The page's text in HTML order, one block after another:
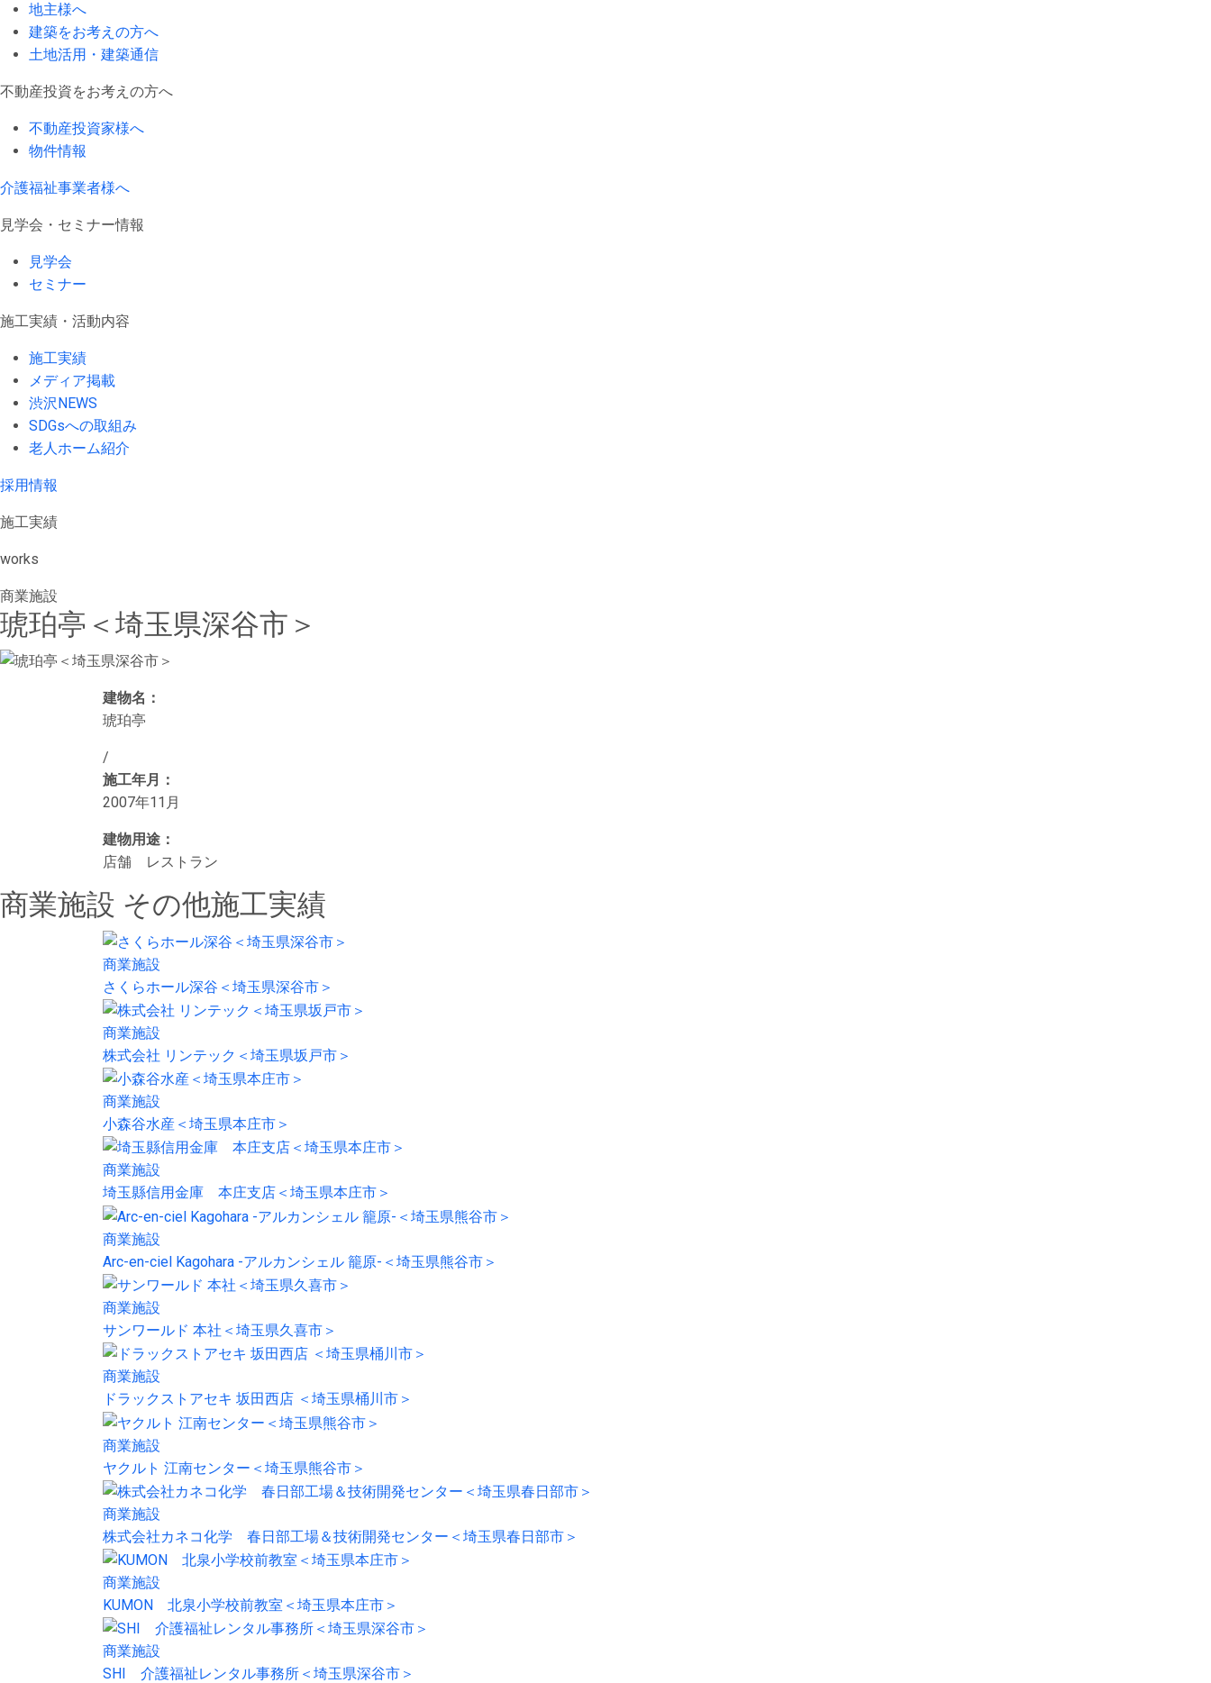
地主様へ
建築をお考えの方へ
土地活用・建築通信
不動産投資をお考えの方へ
不動産投資家様へ
物件情報
介護福祉事業者様へ
見学会・セミナー情報
見学会
セミナー
施工実績・活動内容
施工実績
メディア掲載
渋沢NEWS
SDGsへの取組み
老人ホーム紹介
採用情報
施工実績
works
商業施設
琥珀亭＜埼玉県深谷市＞
建物名：
琥珀亭
/
施工年月：
2007年11月
建物用途：
店舗 レストラン
商業施設 その他施工実績
商業施設
さくらホール深谷＜埼玉県深谷市＞
商業施設
株式会社 リンテック＜埼玉県坂戸市＞
商業施設
小森谷水産＜埼玉県本庄市＞
商業施設
埼玉縣信用金庫 本庄支店＜埼玉県本庄市＞
商業施設
Arc-en-ciel Kagohara -アルカンシェル 籠原-＜埼玉県熊谷市＞
商業施設
サンワールド 本社＜埼玉県久喜市＞
商業施設
ドラックストアセキ 坂田西店 ＜埼玉県桶川市＞
商業施設
ヤクルト 江南センター＜埼玉県熊谷市＞
商業施設
株式会社カネコ化学 春日部工場＆技術開発センター＜埼玉県春日部市＞
商業施設
KUMON 北泉小学校前教室＜埼玉県本庄市＞
商業施設
SHI 介護福祉レンタル事務所＜埼玉県深谷市＞